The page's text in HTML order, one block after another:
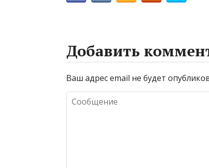
Добавить
Ваш адрес email не будет